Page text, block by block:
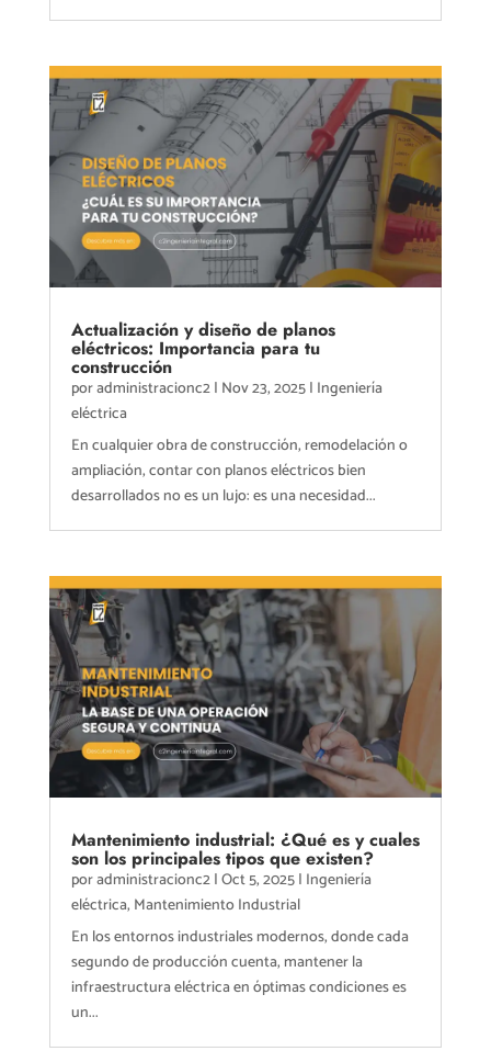
Actualización y diseño de planos
eléctricos: Importancia para tu
construcción
poradministracionc2| Nov 23, 2025| Ingeniería
eléctrica
En cualquier obra de construcción, remodelación o
ampliación, contar con planos eléctricos bien
desarrollados no es un lujo: es una necesidad...
Mantenimiento industrial: ¿Qué es y cuales
son los principales tipos que existen?
poradministracionc2|Oct 5, 2025| Ingeniería
eléctrica, Mantenimiento Industrial
En los entornos industriales modernos, donde cada
segundo de producción cuenta, mantener la
infraestructura eléctrica en óptimas condiciones es
un...